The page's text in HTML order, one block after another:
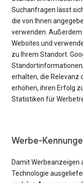
Suchanfragen lässt
die von Ihnen
verwenden.
Websites und
zu Ihrem Standort.
erhalten, die Relevanz
erhöhen, ihren Erfolg
Statistiken für
Werbe-
Damit Werbeanzeigen
Technologie